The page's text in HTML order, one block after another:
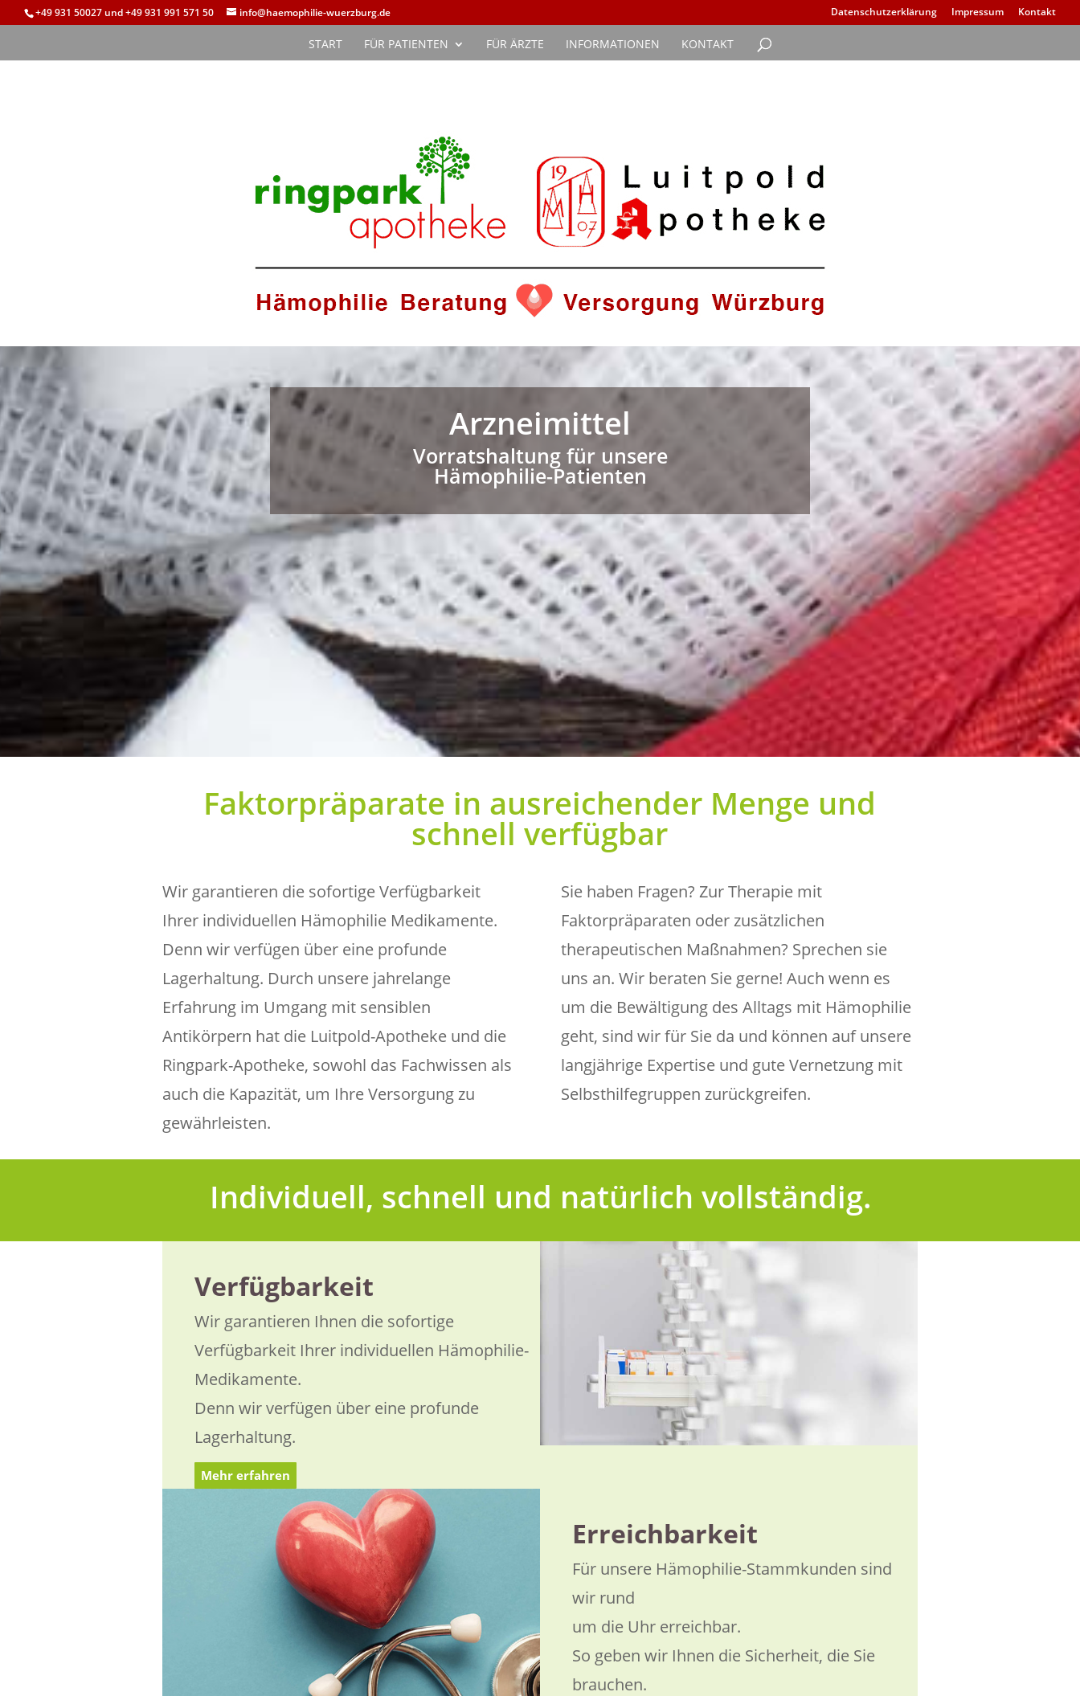
+49 931 50027 und +49 931 991 571 50 info@haemophilie-wuerzburg.de Datenschutzerklärung Impressum Kontakt
START FÜR PATIENTEN FÜR ÄRZTE INFORMATIONEN KONTAKT
Arzneimittel
Vorratshaltung für unsere
Hämophilie-Patienten
Faktorpräparate in ausreichender Menge und
schnell verfügbar
Wir garantieren die sofortige Verfügbarkeit
Ihrer individuellen Hämophilie Medikamente.
Denn wir verfügen über eine profunde
Lagerhaltung. Durch unsere jahrelange
Erfahrung im Umgang mit sensiblen
Antikörpern hat die Luitpold-Apotheke und die
Ringpark-Apotheke, sowohl das Fachwissen als
auch die Kapazität, um Ihre Versorgung zu
gewährleisten.
Sie haben Fragen? Zur Therapie mit
Faktorpräparaten oder zusätzlichen
therapeutischen Maßnahmen? Sprechen sie
uns an. Wir beraten Sie gerne! Auch wenn es
um die Bewältigung des Alltags mit Hämophilie
geht, sind wir für Sie da und können auf unsere
langjährige Expertise und gute Vernetzung mit
Selbsthilfegruppen zurückgreifen.
Individuell, schnell und natürlich vollständig.
Verfügbarkeit
Wir garantieren Ihnen die sofortige
Verfügbarkeit Ihrer individuellen Hämophilie-
Medikamente.
Denn wir verfügen über eine profunde
Lagerhaltung.
Mehr erfahren
Erreichbarkeit
Für unsere Hämophilie-Stammkunden sind
wir rund
um die Uhr erreichbar.
So geben wir Ihnen die Sicherheit, die Sie
brauchen.